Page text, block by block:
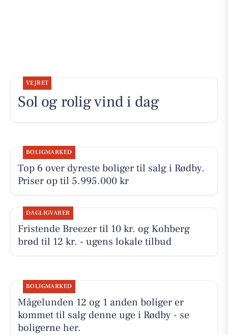
VEJRET
Sol og rolig vind i dag
BOLIGMARKED
Top 6 over dyreste boliger til salg i Rødby.
Priser op til 5.995.000 kr
DAGLIGVARER
Fristende Breezer til 10 kr. og Kohberg
brød til 12 kr. - ugens lokale tilbud
BOLIGMARKED
Mågelunden 12 og 1 anden boliger er
kommet til salg denne uge i Rødby - se
boligerne her.